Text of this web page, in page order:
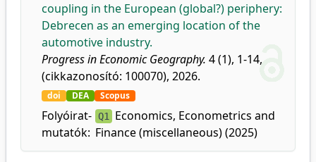
coupling in the European (global?) periphery:
Debrecen as an emerging location of the
automotive industry.
Progress in Economic Geography. 4 (1), 1-14,
(cikkazonosító: 100070), 2026.
doi DEA Scopus
Folyóirat-
mutatók:
Q1
Economics, Econometrics and
Finance (miscellaneous) (2025)